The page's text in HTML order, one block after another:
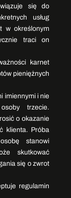
się do
usług
w określonym
traci on
karnet
pieniężnych
imiennymi i nie
trzecie.
o okazanie
klienta. Próba
stanowi
skutkować
się o zwrot
regulamin